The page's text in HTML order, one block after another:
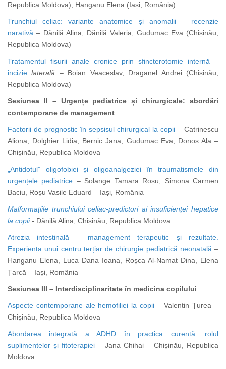
Republica Moldova); Hanganu Elena (Iași, România)
Trunchiul celiac: variante anatomice și anomalii – recenzie
narativă – Dănilă Alina, Dănilă Valeria, Gudumac Eva (Chișinău,
Republica Moldova)
Tratamentul fisurii anale cronice prin sfincterotomie internă –
incizie laterală – Boian Veaceslav, Draganel Andrei (Chișinău,
Republica Moldova)
Sesiunea II – Urgențe pediatrice și chirurgicale: abordări
contemporane de management
Factorii de prognostic în sepsisul chirurgical la copii – Catrinescu
Aliona, Dolghier Lidia, Bernic Jana, Gudumac Eva, Donos Ala –
Chișinău, Republica Moldova
„Antidotul” oligofobiei și oligoanalgeziei în traumatismele din
urgențele pediatrice – Solange Tamara Roșu, Simona Carmen
Baciu, Roșu Vasile Eduard – Iași, România
Malformațiile trunchiului celiac-predictori ai insuficienței hepatice
la copii- Dănilă Alina, Chișinău, Republica Moldova
Atrezia intestinală – management terapeutic și rezultate.
Experiența unui centru terțiar de chirurgie pediatrică neonatală –
Hanganu Elena, Luca Dana Ioana, Roșca Al-Namat Dina, Elena
Țarcă – Iași, România
Sesiunea III – Interdisciplinaritate în medicina copilului
Aspecte contemporane ale hemofiliei la copii– Valentin Țurea –
Chișinău, Republica Moldova
Abordarea integrată a ADHD în practica curentă: rolul
suplimentelor și fitoterapiei – Jana Chihai – Chișinău, Republica
Moldova